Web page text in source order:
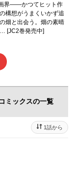
界――かつてヒット作
構想がうまくいかず追
畑と出会う。畑の素晴
[JC2巻発売中]
コミックスの一覧
1話から